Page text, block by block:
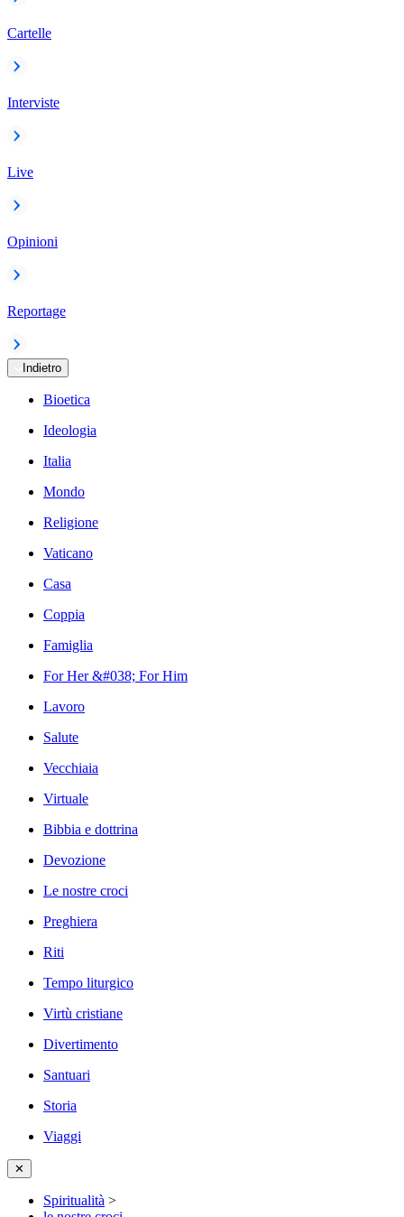
Cartelle
Interviste
Live
Opinioni
Reportage
Indietro
Bioetica
Ideologia
Italia
Mondo
Religione
Vaticano
Casa
Coppia
Famiglia
For Her &#038; For Him
Lavoro
Salute
Vecchiaia
Virtuale
Bibbia e dottrina
Devozione
Le nostre croci
Preghiera
Riti
Tempo liturgico
Virtù cristiane
Divertimento
Santuari
Storia
Viaggi
✕
Spiritualità >